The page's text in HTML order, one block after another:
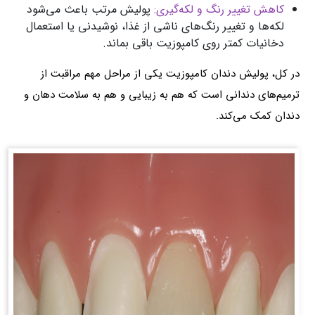
کاهش تغییر رنگ و لکه‌گیری: پولیش مرتب باعث می‌شود
لکه‌ها و تغییر رنگ‌های ناشی از غذا، نوشیدنی یا استعمال
دخانیات کمتر روی کامپوزیت باقی بماند.
در کل، پولیش دندان کامپوزیت یکی از مراحل مهم مراقبت از
ترمیم‌های دندانی است که هم به زیبایی و هم به سلامت دهان و
دندان کمک می‌کند.